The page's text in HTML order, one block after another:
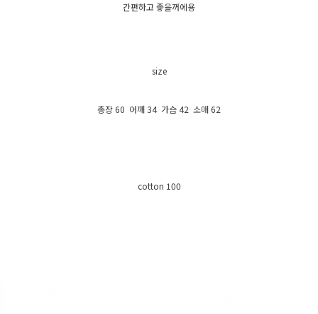
간편하고 좋을꺼에용
size
총장 60 어깨 34 가슴 42 소매 62
cotton 100